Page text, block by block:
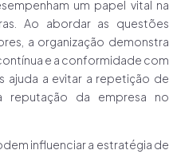
um papel vital na
Ao abordar as questões
a organização demonstra
e a conformidade com
ajuda a evitar a repetição de
reputação da empresa no
influenciar a estratégia de